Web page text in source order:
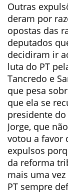
Outras
deram por
opostas das
deputados
decidiram ir
luta do PT
Tancredo e
que pesa
que ela se
presidente
Jorge, que
votou a favor
expulsos
da reforma
mais uma
PT sempre